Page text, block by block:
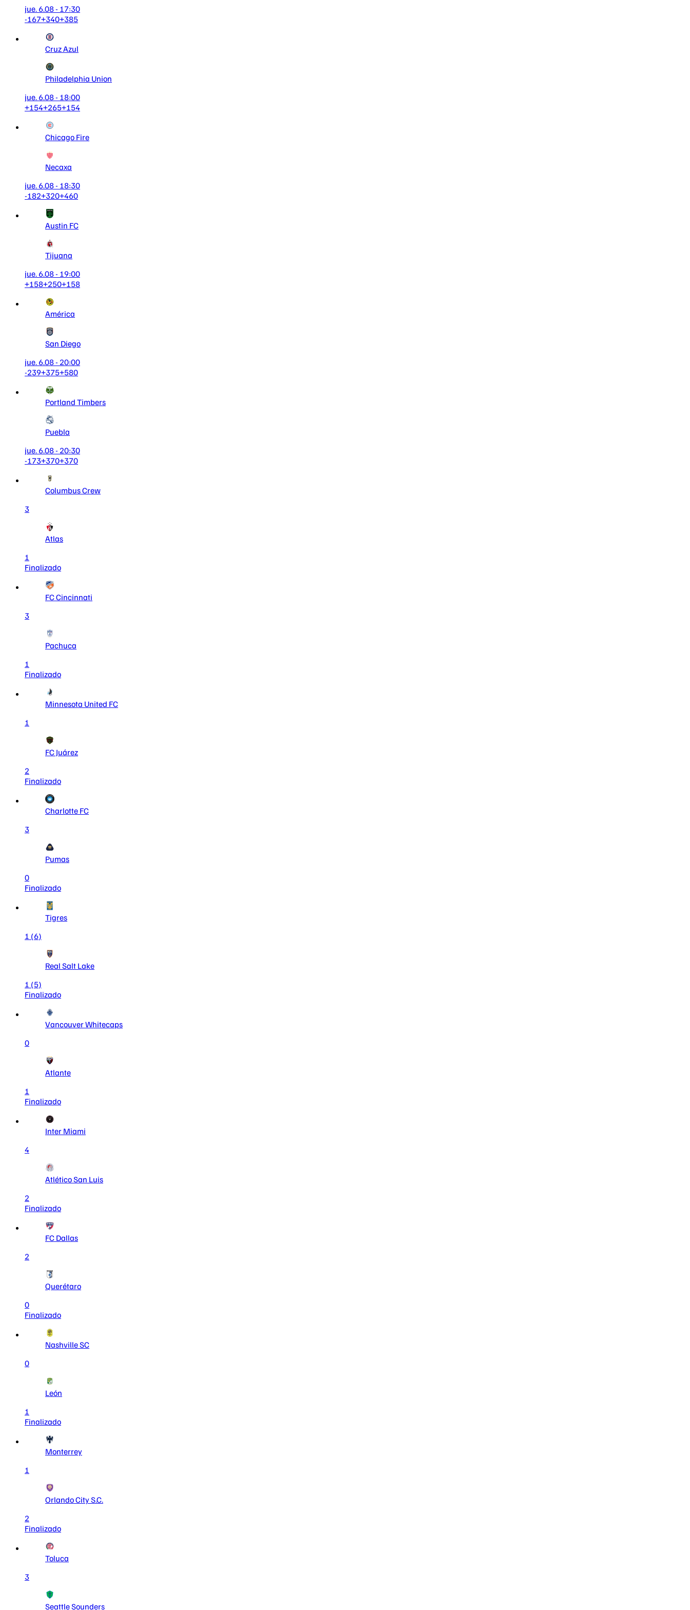
jue. 6.08 - 17:30
-167+340+385
Cruz Azul
Philadelphia Union
jue. 6.08 - 18:00
+154+265+154
Chicago Fire
Necaxa
jue. 6.08 - 18:30
-182+320+460
Austin FC
Tijuana
jue. 6.08 - 19:00
+158+250+158
América
San Diego
jue. 6.08 - 20:00
-239+375+580
Portland Timbers
Puebla
jue. 6.08 - 20:30
-173+370+370
Columbus Crew
3
Atlas
1
Finalizado
FC Cincinnati
3
Pachuca
1
Finalizado
Minnesota United FC
1
FC Juárez
2
Finalizado
Charlotte FC
3
Pumas
0
Finalizado
Tigres
1 (6)
Real Salt Lake
1 (5)
Finalizado
Vancouver Whitecaps
0
Atlante
1
Finalizado
Inter Miami
4
Atlético San Luis
2
Finalizado
FC Dallas
2
Querétaro
0
Finalizado
Nashville SC
0
León
1
Finalizado
Monterrey
1
Orlando City S.C.
2
Finalizado
Toluca
3
Seattle Sounders